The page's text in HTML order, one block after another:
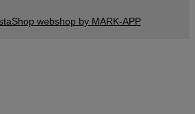
webshop by MARK-APP